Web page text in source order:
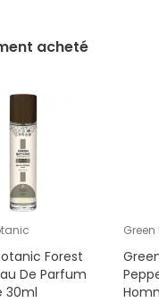
acheté
Forest
De Parfum
30ml